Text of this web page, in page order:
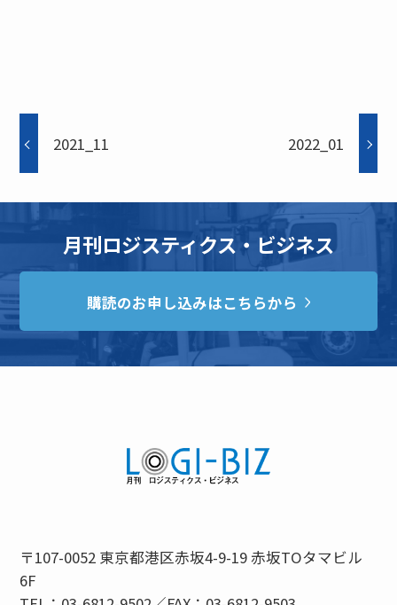
2021_11 2022_01
月刊ロジスティクス・ビジネス
購読のお申し込みはこちらから
〒107-0052 東京都港区赤坂4-9-19 赤坂TOタマビル
6F